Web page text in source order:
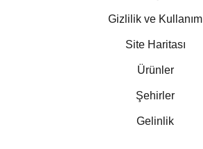
Gizlilik ve Kullanım
Site Haritası
Ürünler
Şehirler
Gelinlik